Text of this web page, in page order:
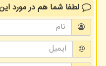
لطفا شما همدر مورد